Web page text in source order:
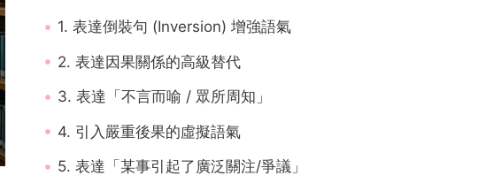
1. 表達倒裝句 (Inversion) 增強語氣
2. 表達因果關係的高級替代
3. 表達「不言而喻 / 眾所周知」
4. 引入嚴重後果的虛擬語氣
5. 表達「某事引起了廣泛關注/爭議」